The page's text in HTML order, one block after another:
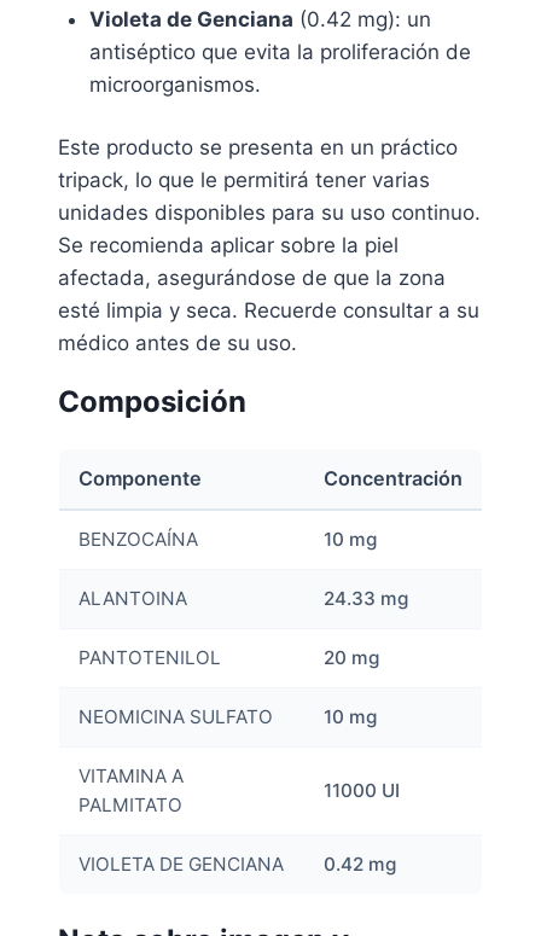
Violeta de Genciana (0.42 mg): un
antiséptico que evita la proliferación de
microorganismos.
Este producto se presenta en un práctico
tripack, lo que le permitirá tener varias
unidades disponibles para su uso continuo.
Se recomienda aplicar sobre la piel
afectada, asegurándose de que la zona
esté limpia y seca. Recuerde consultar a su
médico antes de su uso.
Composición
Componente Concentración
BENZOCAÍNA 10 mg
ALANTOINA 24.33 mg
PANTOTENILOL 20 mg
NEOMICINA SULFATO 10 mg
VITAMINA A
PALMITATO
11000 UI
VIOLETA DE GENCIANA 0.42 mg